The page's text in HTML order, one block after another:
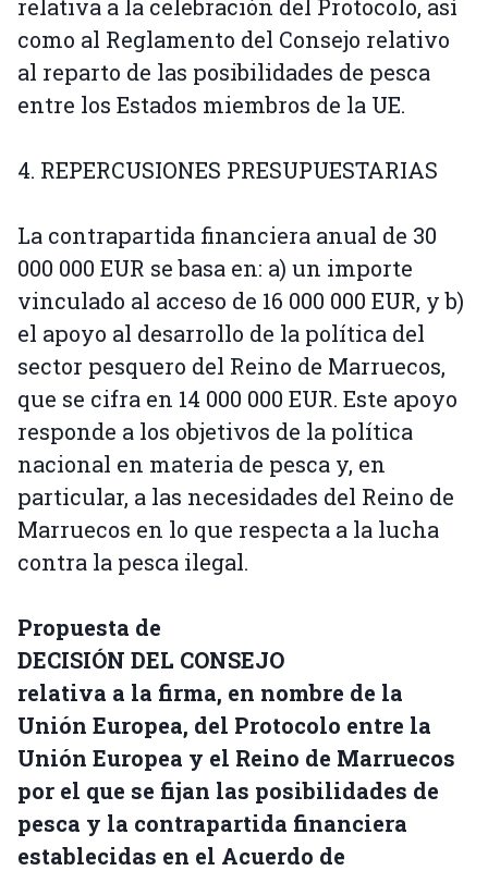
relativa a la celebración del Protocolo, así
como al Reglamento del Consejo relativo
al reparto de las posibilidades de pesca
entre los Estados miembros de la UE.
4. REPERCUSIONES PRESUPUESTARIAS
La contrapartida financiera anual de 30
000 000 EUR se basa en: a) un importe
vinculado al acceso de 16 000 000 EUR, y b)
el apoyo al desarrollo de la política del
sector pesquero del Reino de Marruecos,
que se cifra en 14 000 000 EUR. Este apoyo
responde a los objetivos de la política
nacional en materia de pesca y, en
particular, a las necesidades del Reino de
Marruecos en lo que respecta a la lucha
contra la pesca ilegal.
Propuesta de
DECISIÓN DEL CONSEJO
relativa a la firma, en nombre de la
Unión Europea, del Protocolo entre la
Unión Europea y el Reino de Marruecos
por el que se fijan las posibilidades de
pesca y la contrapartida financiera
establecidas en el Acuerdo de